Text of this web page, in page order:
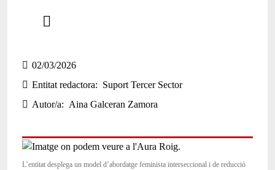
02/03/2026
Entitat redactora
Suport Tercer Sector
Autor/a
Aina Galceran Zamora
L’entitat desplega un model d’abordatge feminista interseccional i de reducció